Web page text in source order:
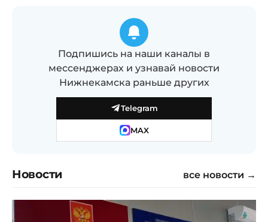
Подпишись на наши каналы в
мессенджерах и узнавай новости
Нижнекамска раньше других
Telegram
MAX
Новости все новости →